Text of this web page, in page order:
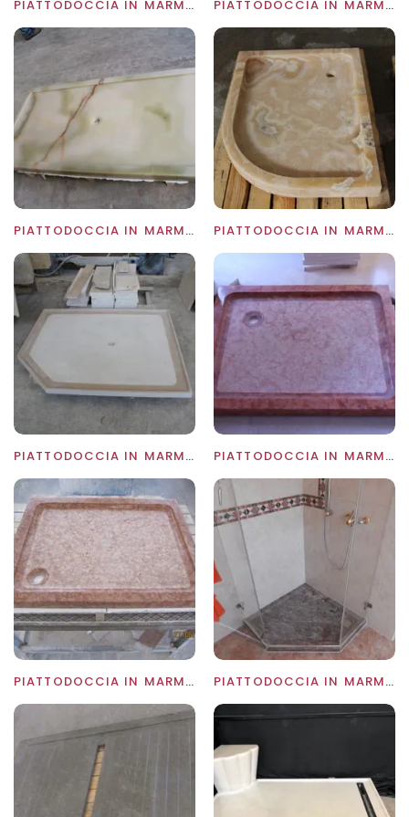
PIATTODOCCIA IN MARMO NERO MARQUINA PIATTODOCCIA IN MARMO NERO MARQUINA
PIATTODOCCIA IN MARMO ONICE BIANCO E VERDE PIATTODOCCIA IN MARMO ONICE MIELE
PIATTODOCCIA IN MARMO PIETRA MEDEA PIATTODOCCIA IN MARMO ROSSO ASIAGO
PIATTODOCCIA IN MARMO ROSSO ASIAGO PIATTODOCCIA IN MARMO SALOMÈ